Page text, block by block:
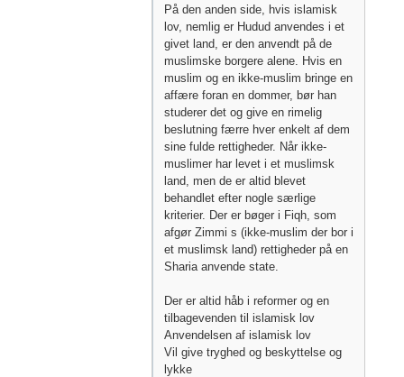
På den anden side, hvis islamisk
lov, nemlig er Hudud anvendes i et
givet land, er den anvendt på de
muslimske borgere alene. Hvis en
muslim og en ikke-muslim bringe en
affære foran en dommer, bør han
studerer det og give en rimelig
beslutning færre hver enkelt af dem
sine fulde rettigheder. Når ikke-
muslimer har levet i et muslimsk
land, men de er altid blevet
behandlet efter nogle særlige
kriterier. Der er bøger i Fiqh, som
afgør Zimmi s (ikke-muslim der bor i
et muslimsk land) rettigheder på en
Sharia anvende state.
Der er altid håb i reformer og en
tilbagevenden til islamisk lov
Anvendelsen af ​​islamisk lov
Vil give tryghed og beskyttelse og
lykke